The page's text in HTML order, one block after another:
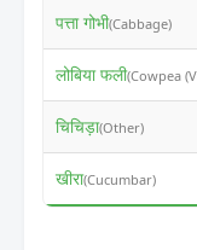
पत्ता गोभी(Cabbage)
लोबिया फली(Cowpea
चिचिड़ा(Other)
खीरा(Cucumbar)